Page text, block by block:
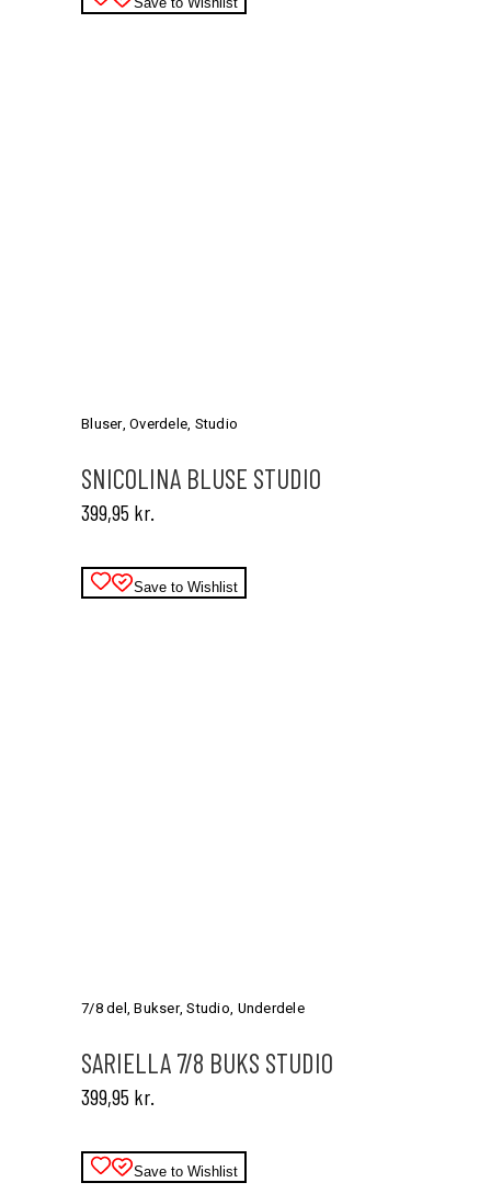
varianter.
Mulighederne
kan
varesiden
Bluser,Overdele, Studio
SNICOLINA BLUSE STUDIO
399,95 kr.
Save to Wishlist
varianter.
Mulighederne
kan
varesiden
7/8 del,Bukser,Studio, Underdele
SARIELLA 7/8 BUKS STUDIO
399,95 kr.
Save to Wishlist